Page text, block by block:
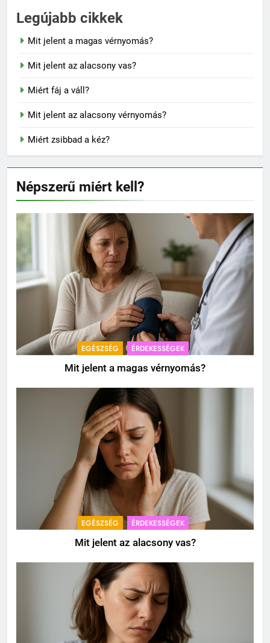
Legújabb cikkek
Mit jelent a magas vérnyomás?
Mit jelent az alacsony vas?
Miért fáj a váll?
Mit jelent az alacsony vérnyomás?
Miért zsibbad a kéz?
Népszerű miért kell?
EGÉSZSÉG ÉRDEKESSÉGEK
Mit jelent a magas vérnyomás?
EGÉSZSÉG ÉRDEKESSÉGEK
Mit jelent az alacsony vas?